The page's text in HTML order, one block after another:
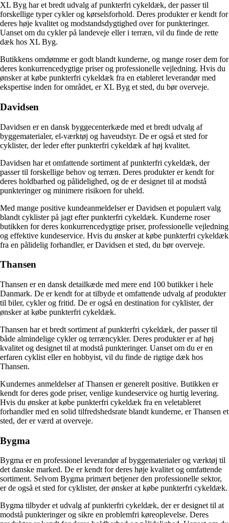
XL Byg har et bredt udvalg af punkterfri cykeldæk, der passer til
forskellige typer cykler og kørselsforhold. Deres produkter er kendt for
deres høje kvalitet og modstandsdygtighed over for punkteringer.
Uanset om du cykler på landeveje eller i terræn, vil du finde de rette
dæk hos XL Byg.
Butikkens omdømme er godt blandt kunderne, og mange roser dem for
deres konkurrencedygtige priser og professionelle vejledning. Hvis du
ønsker at købe punkterfri cykeldæk fra en etableret leverandør med
ekspertise inden for området, er XL Byg et sted, du bør overveje.
Davidsen
Davidsen er en dansk byggecenterkæde med et bredt udvalg af
byggematerialer, el-værktøj og haveudstyr. De er også et sted for
cyklister, der leder efter punkterfri cykeldæk af høj kvalitet.
Davidsen har et omfattende sortiment af punkterfri cykeldæk, der
passer til forskellige behov og terræn. Deres produkter er kendt for
deres holdbarhed og pålidelighed, og de er designet til at modstå
punkteringer og minimere risikoen for uheld.
Med mange positive kundeanmeldelser er Davidsen et populært valg
blandt cyklister på jagt efter punkterfri cykeldæk. Kunderne roser
butikken for deres konkurrencedygtige priser, professionelle vejledning
og effektive kundeservice. Hvis du ønsker at købe punkterfri cykeldæk
fra en pålidelig forhandler, er Davidsen et sted, du bør overveje.
Thansen
Thansen er en dansk detailkæde med mere end 100 butikker i hele
Danmark. De er kendt for at tilbyde et omfattende udvalg af produkter
til biler, cykler og fritid. De er også en destination for cyklister, der
ønsker at købe punkterfri cykeldæk.
Thansen har et bredt sortiment af punkterfri cykeldæk, der passer til
både almindelige cykler og terræncykler. Deres produkter er af høj
kvalitet og designet til at modstå punkteringer. Uanset om du er en
erfaren cyklist eller en hobbyist, vil du finde de rigtige dæk hos
Thansen.
Kundernes anmeldelser af Thansen er generelt positive. Butikken er
kendt for deres gode priser, venlige kundeservice og hurtig levering.
Hvis du ønsker at købe punkterfri cykeldæk fra en veletableret
forhandler med en solid tilfredshedsrate blandt kunderne, er Thansen et
sted, der er værd at overveje.
Bygma
Bygma er en professionel leverandør af byggematerialer og værktøj til
det danske marked. De er kendt for deres høje kvalitet og omfattende
sortiment. Selvom Bygma primært betjener den professionelle sektor,
er de også et sted for cyklister, der ønsker at købe punkterfri cykeldæk.
Bygma tilbyder et udvalg af punkterfri cykeldæk, der er designet til at
modstå punkteringer og sikre en problemfri køreoplevelse. Deres